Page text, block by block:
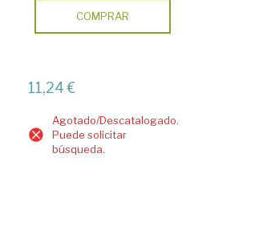
COMPRAR
11,24 €
Agotado/Descatalogado.
Puede solicitar
búsqueda.